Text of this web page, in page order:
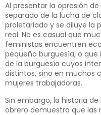
Al presentar la opresión
separa­do de la lucha de
proletariado y se dilu­ye la
real. No es casual que
feministas encuentren
pequeña burguesía, o que
de la burguesía cuyos
distintos, sino en muchos
muje­res trabajadoras.
Sin embargo, la historia
obrero demuestra que las